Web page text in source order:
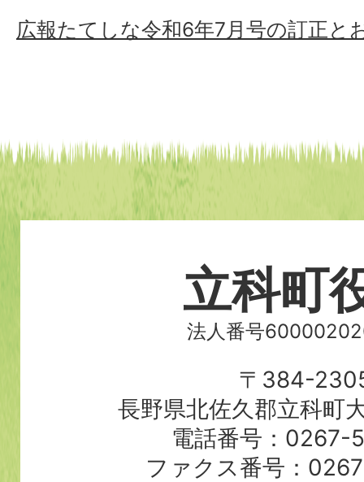
広報たてしな令和6年7月号の訂正と
立科町
法人番号
〒384-
長野県北佐久郡立科町
電話番号：0267-
ファクス番号：